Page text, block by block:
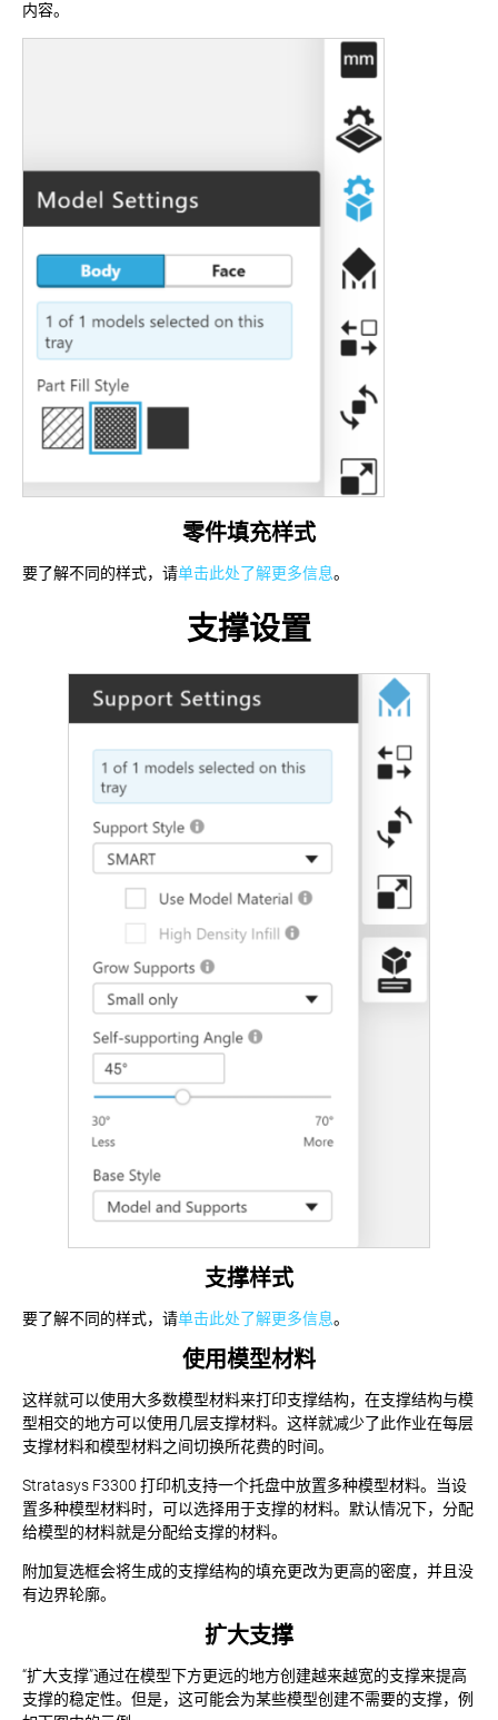
内容。
零件填充样式
要了解不同的样式，请单击此处了解更多信息。
支撑设置
支撑样式
要了解不同的样式，请单击此处了解更多信息。
使用模型材料
这样就可以使用大多数模型材料来打印支撑结构，在支撑结构与模
型相交的地方可以使用几层支撑材料。这样就减少了此作业在每层
支撑材料和模型材料之间切换所花费的时间。
Stratasys F3300 打印机支持一个托盘中放置多种模型材料。当设
置多种模型材料时，可以选择用于支撑的材料。默认情况下，分配
给模型的材料就是分配给支撑的材料。
附加复选框会将生成的支撑结构的填充更改为更高的密度，并且没
有边界轮廓。
扩大支撑
“扩大支撑”通过在模型下方更远的地方创建越来越宽的支撑来提高
支撑的稳定性。但是，这可能会为某些模型创建不需要的支撑，例